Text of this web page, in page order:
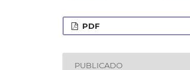
PDF
PUBLICADO